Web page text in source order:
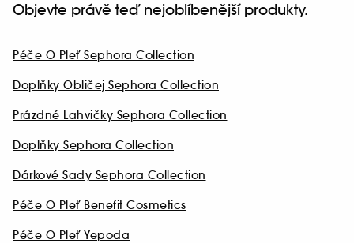
Objevte právě teď nejoblíbenější produkty.
Péče O Pleť Sephora Collection
Doplňky Obličej Sephora Collection
Prázdné Lahvičky Sephora Collection
Doplňky Sephora Collection
Dárkové Sady Sephora Collection
Péče O Pleť Benefit Cosmetics
Péče O Pleť Yepoda